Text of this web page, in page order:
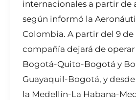
internacionales a partir de
según informó la
Colombia. A partir del 9 de
compañía dejará de operar
Bogotá-Quito-Bogotá y
Guayaquil-Bogotá, y desde
la Medellín-La Habana-